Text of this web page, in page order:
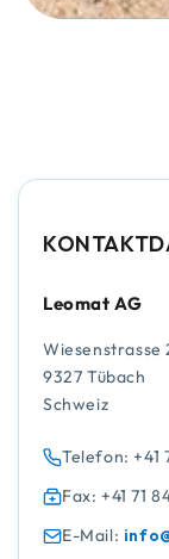
Leomat AG
Wiesenstrasse
9327 Tübach
Schweiz
Telefon: +41
Fax: +41 71
E-Mail: